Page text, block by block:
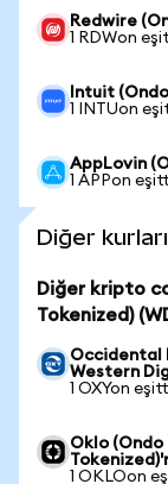
Redwire
1 RDWon
Intuit
1 INTUon
AppLovin
1 APPon
Diğer
Diğer kripto
Tokenized)
Occidental
Western
1 OXYon
Oklo
1 OKLOon